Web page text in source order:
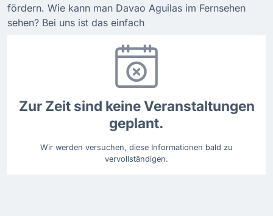
fördern. Wie kann man Davao Aguilas im Fernsehen
sehen? Bei uns ist das einfach
Zur Zeit sind keine Veranstaltungen
geplant.
Wir werden versuchen, diese Informationen bald zu
vervollständigen.